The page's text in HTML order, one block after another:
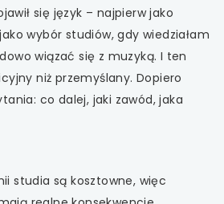
link otwiera się w nowej karcie
link otwiera się w nowej karcie
link otwiera się w nowej karcie
się język – najpierw jako
wybór studiów, gdy wiedziałam
wiązać się z muzyką. I ten
niż przemyślany. Dopiero
co dalej, jaki zawód, jaka
studia są kosztowne, więc